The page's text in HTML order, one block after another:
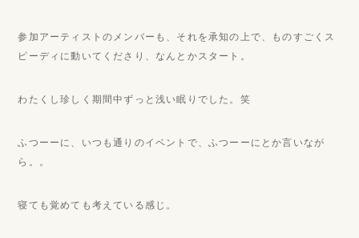
参加アーティストのメンバーも、それを承知の上で、ものすごくス
ピーディに動いてくださり、なんとかスタート。
わたくし珍しく期間中ずっと浅い眠りでした。笑
ふつーーに、いつも通りのイベントで、ふつーーにとか言いなが
ら。。
寝ても覚めても考えている感じ。